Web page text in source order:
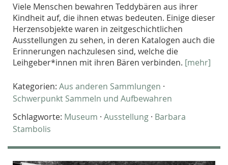
Viele Menschen bewahren Teddybären aus ihrer
Kindheit auf, die ihnen etwas bedeuten. Einige dieser
Herzensobjekte waren in zeitgeschichtlichen
Ausstellungen zu sehen, in deren Katalogen auch die
Erinnerungen nachzulesen sind, welche die
Leihgeber*innen mit ihren Bären verbinden. [mehr]
Kategorien: Aus anderen Sammlungen ·
Schwerpunkt Sammeln und Aufbewahren
Schlagworte: Museum · Ausstellung · Barbara
Stambolis